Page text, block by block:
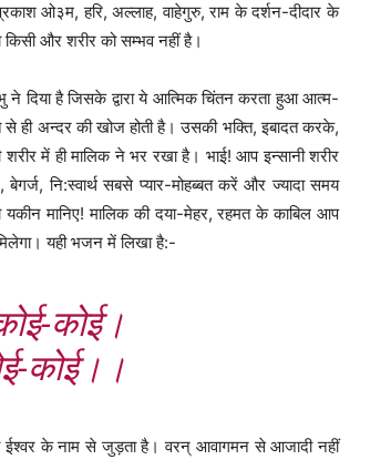
ओ३म, हरि, अल्लाह, वाहेगुरु, राम के दर्शन-दीदार के
और शरीर को सम्भव नहीं है।
दिया है जिसके द्वारा ये आत्मिक चिंतन करता हुआ आत्म-
ही अन्दर की खोज होती है। उसकी भक्ति, इबादत करके,
में ही मालिक ने भर रखा है। भाई! आप इन्सानी शरीर
नि:स्वार्थ सबसे प्यार-मोहब्बत करें और ज्यादा समय
मानिए! मालिक की दया-मेहर, रहमत के काबिल आप
यही भजन में लिखा है:-
कोई।
कोई।।
ईश्वर के नाम से जुड़ता है। वरन् आवागमन से आजादी नहीं